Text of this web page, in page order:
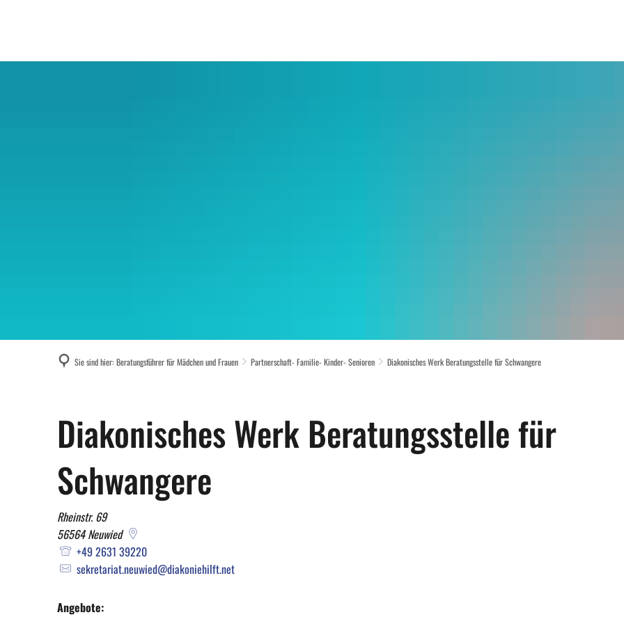
Sie sind hier: Beratungsführer für Mädchen und Frauen Partnerschaft- Familie- Kinder- Senioren Diakonisches Werk Beratungsstelle für Schwangere
Diakonisches
Werk
Beratungsstelle
Schwangere
Diakonisches Werk Beratungsstelle für
Schwangere
Rheinstr. 69
56564 Neuwied
+49 2631 39220
sekretariat.neuwied@diakoniehilft.net
Angebote: